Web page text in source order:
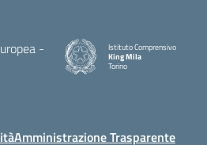
Istituto Comprensivo
King Mila
Torino
Amministrazione Trasparente